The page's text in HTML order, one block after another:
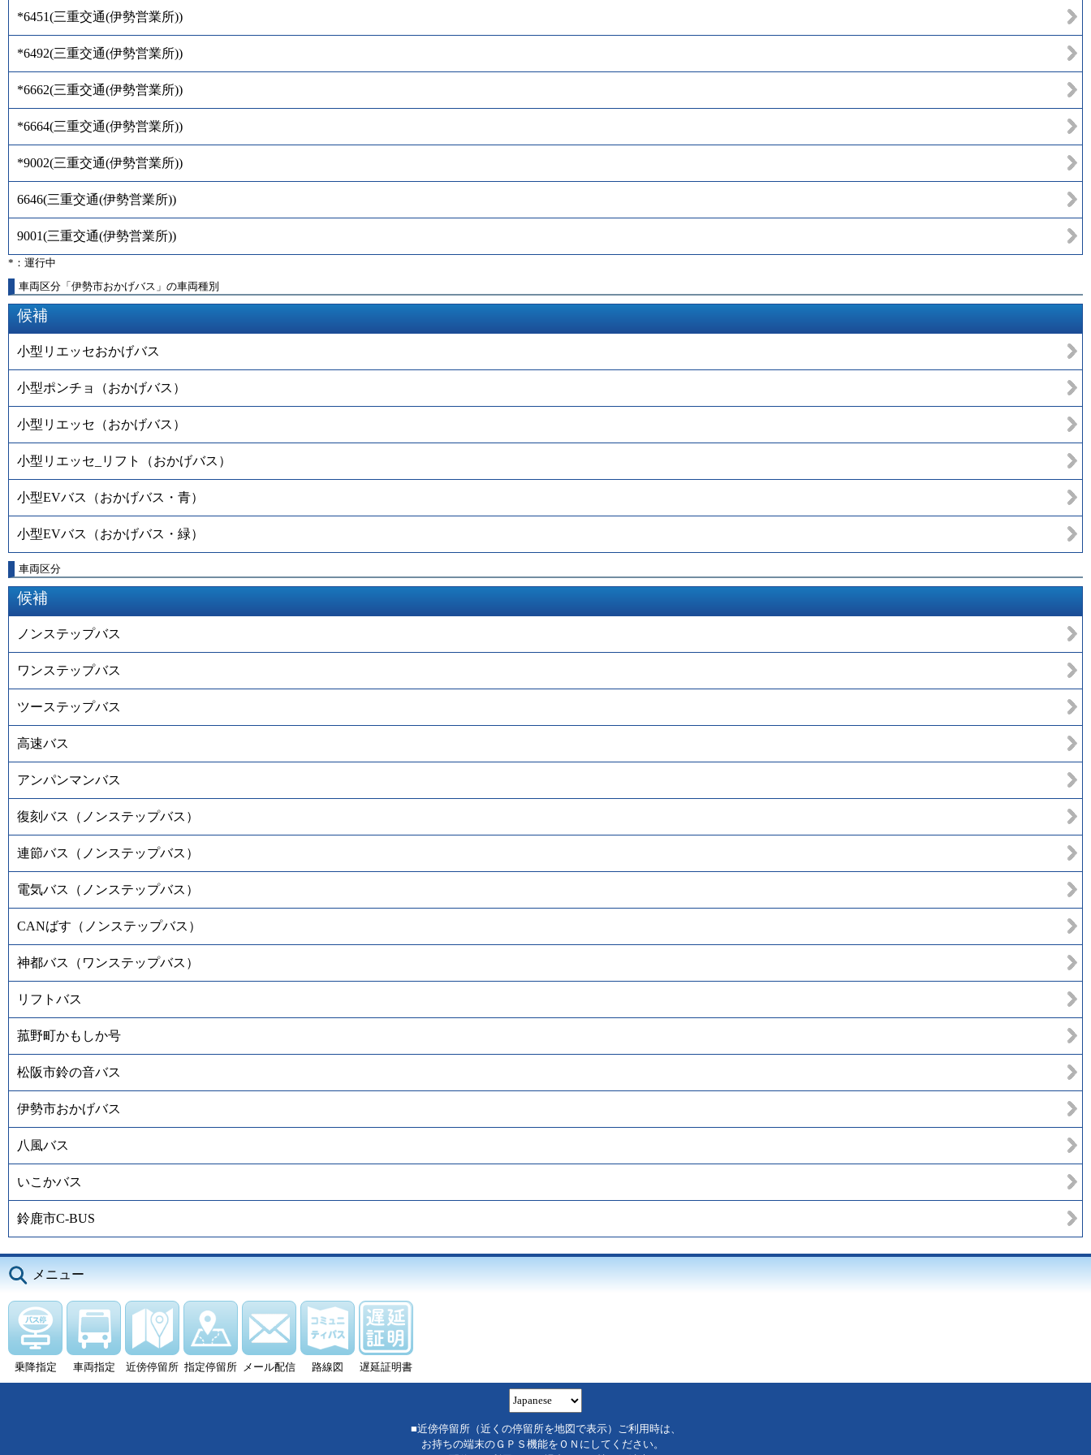
*6451(三重交通(伊勢営業所))
*6492(三重交通(伊勢営業所))
*6662(三重交通(伊勢営業所))
*6664(三重交通(伊勢営業所))
*9002(三重交通(伊勢営業所))
6646(三重交通(伊勢営業所))
9001(三重交通(伊勢営業所))
*：運行中
車両区分「伊勢市おかげバス」の車両種別
候補
小型リエッセおかげバス
小型ポンチョ（おかげバス）
小型リエッセ（おかげバス）
小型リエッセ_リフト（おかげバス）
小型EVバス（おかげバス・青）
小型EVバス（おかげバス・緑）
車両区分
候補
ノンステップバス
ワンステップバス
ツーステップバス
高速バス
アンパンマンバス
復刻バス（ノンステップバス）
連節バス（ノンステップバス）
電気バス（ノンステップバス）
CANばす（ノンステップバス）
神都バス（ワンステップバス）
リフトバス
菰野町かもしか号
松阪市鈴の音バス
伊勢市おかげバス
八風バス
いこかバス
鈴鹿市C-BUS
メニュー
乗降指定 車両指定 近傍停留所 指定停留所 メール配信 路線図 遅延証明書
■近傍停留所（近くの停留所を地図で表示）ご利用時は、
お持ちの端末のＧＰＳ機能をＯＮにしてください。